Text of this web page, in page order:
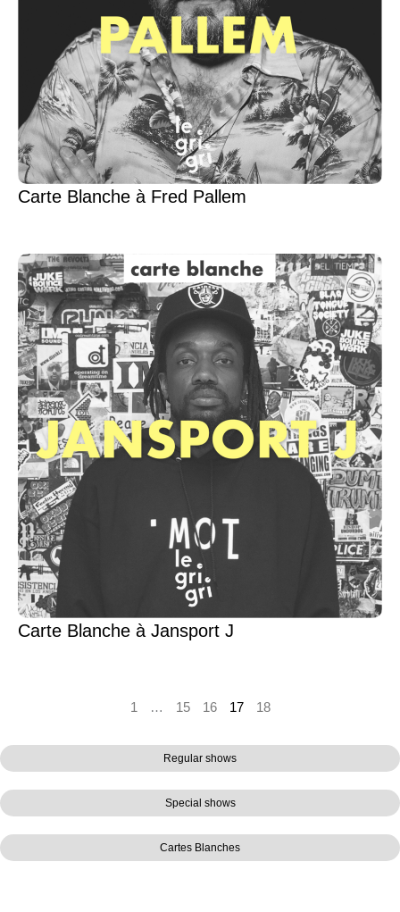
Regular shows
Special shows
Cartes Blanches
Carte Blanche à Fred Pallem
Carte Blanche à Jansport J
1 … 15 16 17 18